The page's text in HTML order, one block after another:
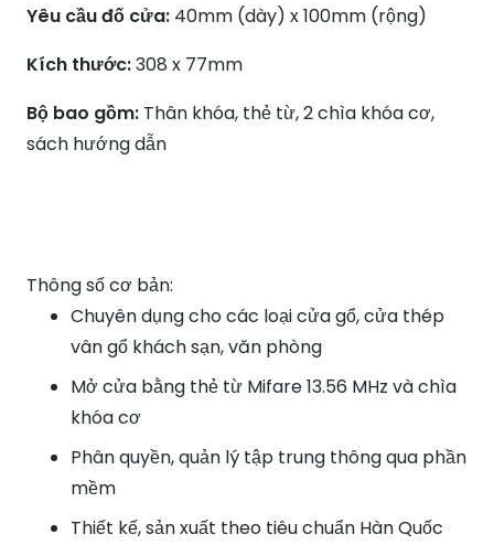
Yêu cầu đố cửa: 40mm (dày) x 100mm (rộng)
Kích thước:308 x 77mm
Bộ bao gồm: Thân khóa, thẻ từ, 2 chìa khóa cơ,
sách hướng dẫn
Thông số cơ bản:
Chuyên dụng cho các loại cửa gổ, cửa thép
vân gổ khách sạn, văn phòng
Mở cửa bằng thẻ từ Mifare 13.56 MHz và chìa
khóa cơ
Phân quyền, quản lý tập trung thông qua phần
mềm
Thiết kế, sản xuất theo tiêu chuẩn Hàn Quốc